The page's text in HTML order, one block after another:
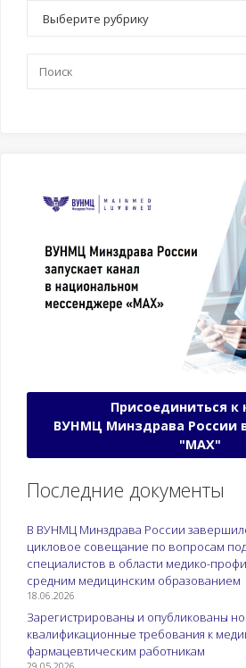
Присоединиться к
ВУНМЦ Минздрава России
"МАХ"
Последние документы
В ВУНМЦ Минздрава России
цикловое совещание по вопросам
специалистов в области медико-
средним медицинским образованием
18.06.2026
Зарегистрированы и опубликованы
квалификационные требования к
фармацевтическим работникам